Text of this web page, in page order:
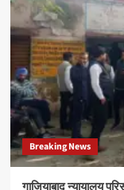
Breaking News